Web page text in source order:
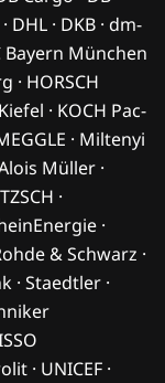
· DKB · dm-
Bayern München
· HORSCH
· KOCH Pac-
· Miltenyi
Müller ·
·
·
& Schwarz ·
· Staedtler ·
· UNICEF ·